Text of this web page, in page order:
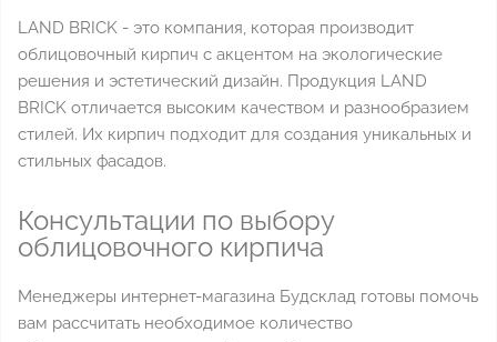
LAND BRICK - это компания, которая производит
облицовочный кирпич с акцентом на экологические
решения и эстетический дизайн. Продукция LAND
BRICK отличается высоким качеством и разнообразием
стилей. Их кирпич подходит для создания уникальных и
стильных фасадов.
Консультации по выбору
облицовочного кирпича
Менеджеры интернет-магазина Будсклад готовы помочь
вам рассчитать необходимое количество